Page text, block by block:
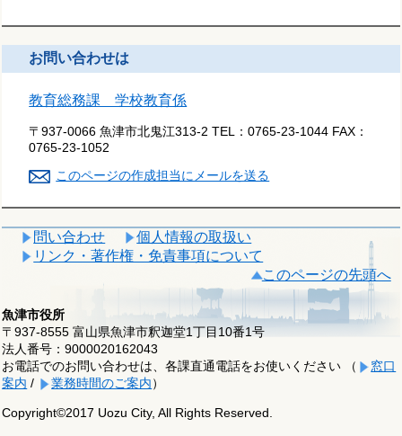
お問い合わせは
教育総務課 学校教育係
〒937-0066 魚津市北鬼江313-2 TEL：0765-23-1044 FAX：
0765-23-1052
このページの作成担当にメールを送る
問い合わせ
個人情報の取扱い
リンク・著作権・免責事項について
このページの先頭へ
魚津市役所
〒937-8555 富山県魚津市釈迦堂1丁目10番1号
法人番号：9000020162043
お電話でのお問い合わせは、各課直通電話をお使いください （
窓口
案内 / 業務時間のご案内）
Copyright©2017 Uozu City, All Rights Reserved.